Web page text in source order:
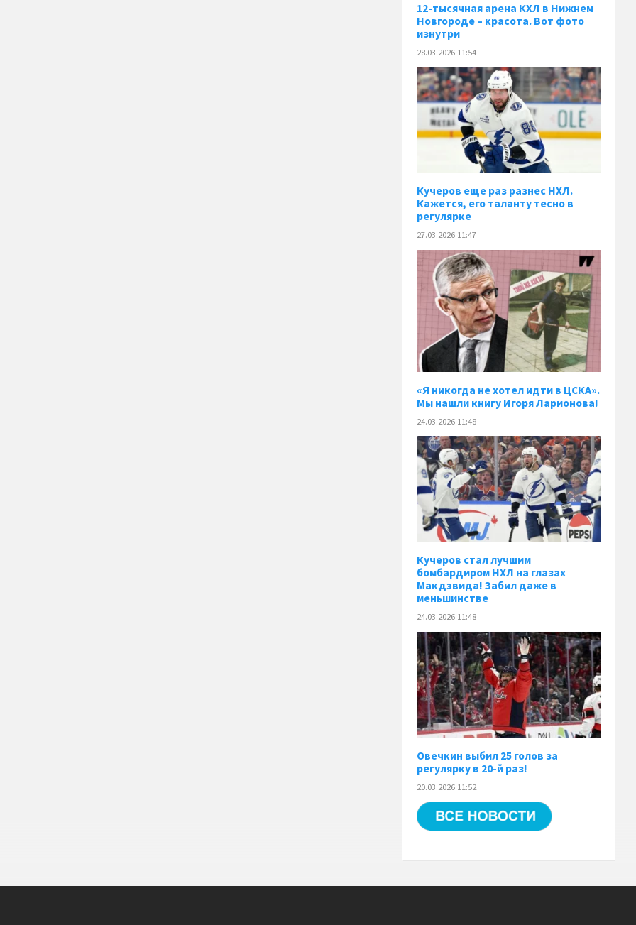
12-тысячная арена КХЛ в Нижнем
Новгороде – красота. Вот фото
изнутри
28.03.2026 11:54
Кучеров еще раз разнес НХЛ.
Кажется, его таланту тесно в
регулярке
27.03.2026 11:47
«Я никогда не хотел идти в ЦСКА».
Мы нашли книгу Игоря Ларионова!
24.03.2026 11:48
Кучеров стал лучшим
бомбардиром НХЛ на глазах
Макдэвида! Забил даже в
меньшинстве
24.03.2026 11:48
Овечкин выбил 25 голов за
регулярку в 20-й раз!
20.03.2026 11:52